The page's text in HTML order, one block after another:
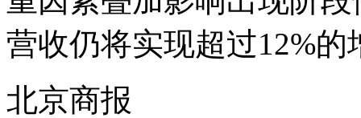
营收仍将实现超过12%的
北京商报